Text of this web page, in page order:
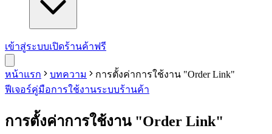
เข้าสู่ระบบเปิดร้านค้าฟรี
หน้าแรก บทความ
การตั้งค่าการใช้งาน "Order Link"
ฟีเจอร์คู่มือการใช้งานระบบร้านค้า
การตั้งค่าการใช้งาน "Order Link"